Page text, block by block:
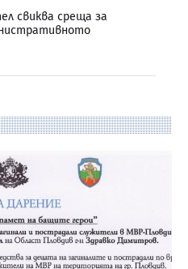
свиква среща за